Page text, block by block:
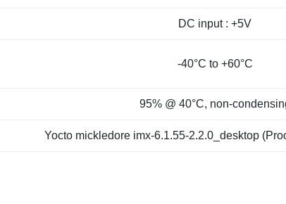
DC input : +5V
-40°C to +60°C
95% @ 40°C, non-
Yocto mickledore imx-6.1.55-2.2.0_desktop